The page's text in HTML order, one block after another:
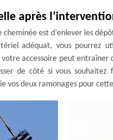
après
est d’enlever les
adéquat, vous pourrez
accessoire peut entraîner
de côté si vous
vos deux ramonages pour